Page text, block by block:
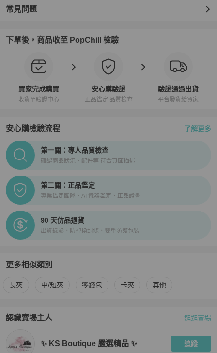
下標前請善用聊聊確認任何細節
常見問題
下單後，商品收至 PopChill 檢驗
買家完成購買
收貨至驗證中心
安心購驗證
正品鑑定 品質檢查
驗證通過出貨
平台發貨給買家
安心購檢驗流程 了解更多
PopChill拍拍圈正品驗證、安心購檢驗流程介紹
第一關：專人品質檢查
確認商品狀況、配件等 符合頁面描述
第二關：正品鑑定
專業鑑定團隊、AI 儀器鑑定、正品證書
90 天仿品退貨
出貨錄影、防掉換封條、雙重防護包裝
更多相似類別
更多BVLGARI女士錢包 / 小皮件 相似商品推薦
長夾 中/短夾 零錢包 卡夾 其他
認識賣場主人
PopChill 拍拍圈嚴選賣家 ✨ KS Boutique 嚴選精品 ✨介紹
逛逛賣場
✨ KS Boutique 嚴選精品 ✨ 追蹤